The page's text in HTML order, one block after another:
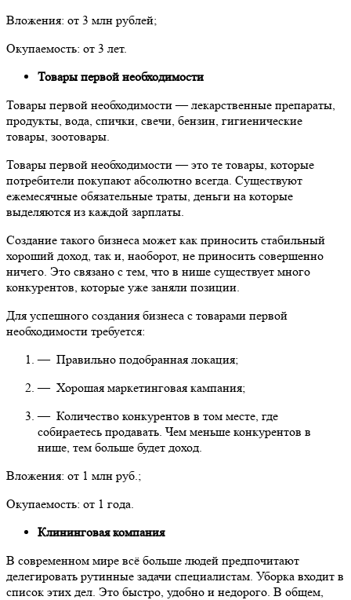
Вложения: от 3 млн рублей;
Окупаемость: от 3 лет.
Товары первой необходимости
Товары первой необходимости — лекарственные препараты,
продукты, вода, спички, свечи, бензин, гигиенические
товары, зоотовары.
Товары первой необходимости — это те товары, которые
потребители покупают абсолютно всегда. Существуют
ежемесячные обязательные траты, деньги на которые
выделяются из каждой зарплаты.
Создание такого бизнеса может как приносить стабильный
хороший доход, так и, наоборот, не приносить совершенно
ничего. Это связано с тем, что в нише существует много
конкурентов, которые уже заняли позиции.
Для успешного создания бизнеса с товарами первой
необходимости требуется:
— Правильно подобранная локация;
— Хорошая маркетинговая кампания;
— Количество конкурентов в том месте, где
собираетесь продавать. Чем меньше конкурентов в
нише, тем больше будет доход.
Вложения: от 1 млн руб.;
Окупаемость: от 1 года.
Клининговая компания
В современном мире всё больше людей предпочитают
делегировать рутинные задачи специалистам. Уборка входит в
список этих дел. Это быстро, удобно и недорого. В общем,